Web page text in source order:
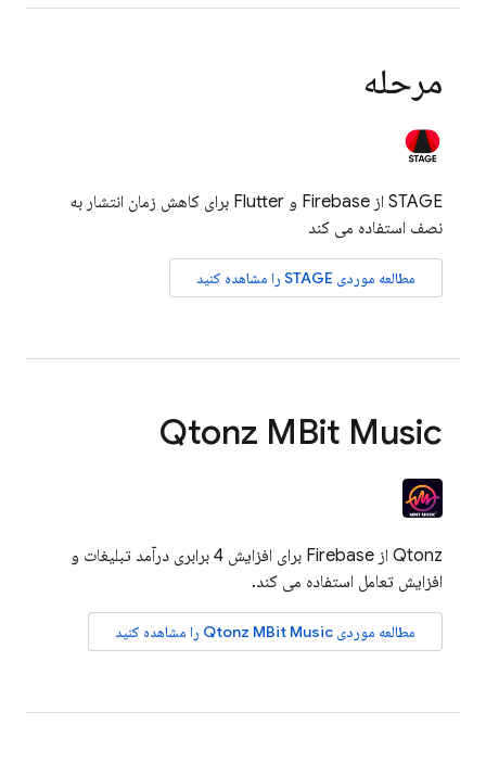
مرحله
STAGE از Firebase و Flutter برای کاهش زمان انتشار به
نصف استفاده می کند
مطالعه موردی STAGE را مشاهده کنید
Qtonz MBit Music
Qtonz از Firebase برای افزایش 4 برابری درآمد تبلیغات و
افزایش تعامل استفاده می کند.
مطالعه موردی Qtonz MBit Music را مشاهده کنید